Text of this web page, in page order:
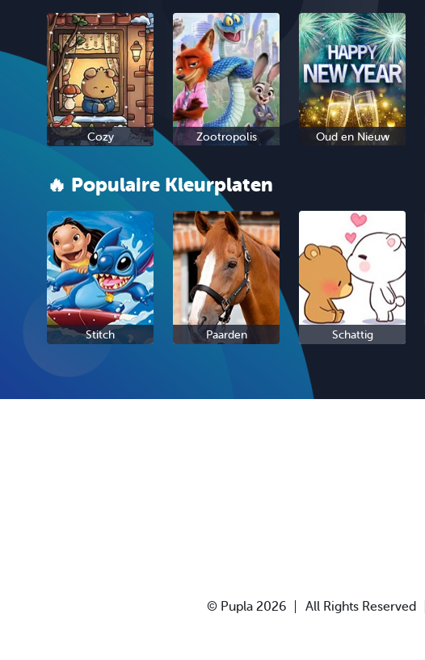
Cozy Zootropolis Oud en Nieuw
🔥 Populaire Kleurplaten
Stitch Paarden Schattig
© Pupla 2026 All Rights Reserved